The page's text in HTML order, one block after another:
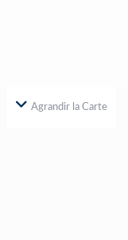
Agrandir la Carte